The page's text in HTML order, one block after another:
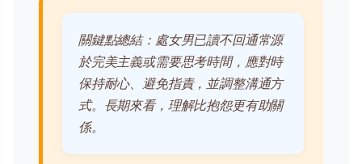
關鍵點總結：處女男已讀不回通常源
於完美主義或需要思考時間，應對時
保持耐心、避免指責，並調整溝通方
式。長期來看，理解比抱怨更有助關
係。